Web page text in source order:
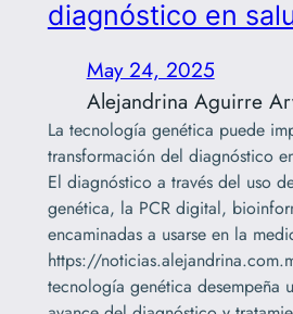
diagnóstico en
May 24, 2025
Alejandrina Aguirre
La tecnología genética puede
transformación del diagnóstico
El diagnóstico a través del uso
genética, la PCR digital,
encaminadas a usarse en la
https://
tecnología genética desempeña